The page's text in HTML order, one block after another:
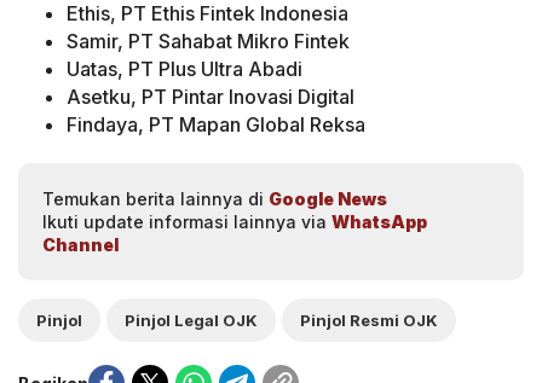
Ethis, PT Ethis Fintek Indonesia
Samir, PT Sahabat Mikro Fintek
Uatas, PT Plus Ultra Abadi
Asetku, PT Pintar Inovasi Digital
Findaya, PT Mapan Global Reksa
Temukan berita lainnya di Google News
Ikuti update informasi lainnya via WhatsApp
Channel
Pinjol Pinjol Legal OJK Pinjol Resmi OJK